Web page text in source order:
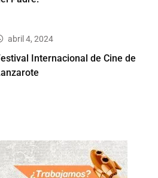
abril 4, 2024
Internacional de Cine de